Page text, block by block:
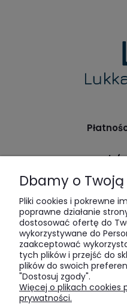
LukkaWoods | ul. Sienna
520 | e-mail:
Dbamy o
Pliki cookies i pokrewne
poprawne działanie
dostosować ofertę do
wykorzystywane do
zaakceptować
tych plików i przejść do
plików do swoich
"Dostosuj zgody".
Więcej o plikach cookies
prywatności.